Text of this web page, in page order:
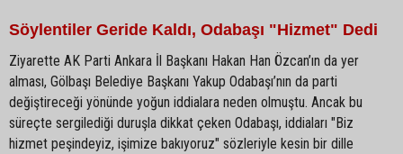
Söylentiler Geride Kaldı, Odabaşı "Hizmet" Dedi
Ziyarette AK Parti Ankara İl Başkanı Hakan Han Özcan’ın da yer
alması, Gölbaşı Belediye Başkanı Yakup Odabaşı’nın da parti
değiştireceği yönünde yoğun iddialara neden olmuştu. Ancak bu
süreçte sergilediği duruşla dikkat çeken Odabaşı, iddiaları "Biz
hizmet peşindeyiz, işimize bakıyoruz" sözleriyle kesin bir dille